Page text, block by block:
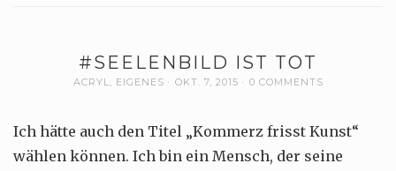
#SEELENBILD IST TOT
ACRYL, EIGENES OKT. 7, 2015 0 COMMENTS
Ich hätte auch den Titel „Kommerz frisst Kunst“
wählen können. Ich bin ein Mensch, der seine